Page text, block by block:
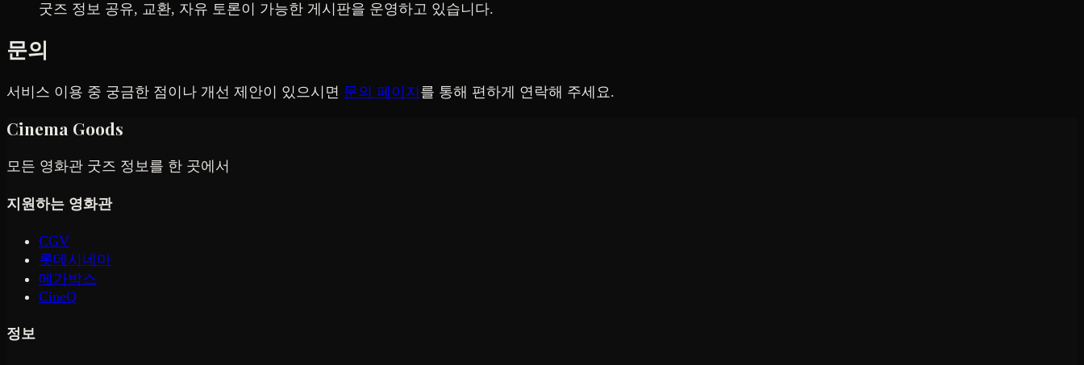
굿즈 정보 공유, 교환, 자유 토론이 가능한 게시판을 운영하고 있습니다.
문의
서비스 이용 중 궁금한 점이나 개선 제안이 있으시면 문의 페이지 를 통해 편하게 연락해 주세요.
Cinema Goods
모든 영화관 굿즈 정보를 한 곳에서
지원하는 영화관
CGV
롯데시네마
메가박스
CineQ
정보